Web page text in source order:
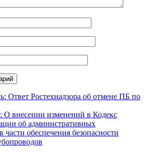
Ответ Ростехнадзора об отмене ПБ по
О внесении изменений в Кодекс
об административных
обеспечения безопасности